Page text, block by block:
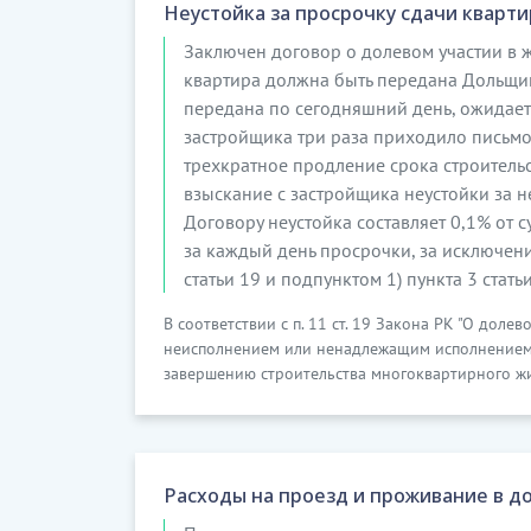
Неустойка за просрочку сдачи
Заключен договор о долевом участии в
квартира должна быть передана
передана по сегодняшний день,
застройщика три раза приходило
трехкратное продление срока
взыскание с застройщика неустойки за
Договору неустойка составляет 0,1%
за каждый день просрочки, за
статьи 19 и подпунктом 1) пункта 3
В соответствии с п. 11 ст. 19 Закона РК "О
неисполнением или ненадлежащим
завершению строительства многоквартирного
Расходы на проезд и проживание в